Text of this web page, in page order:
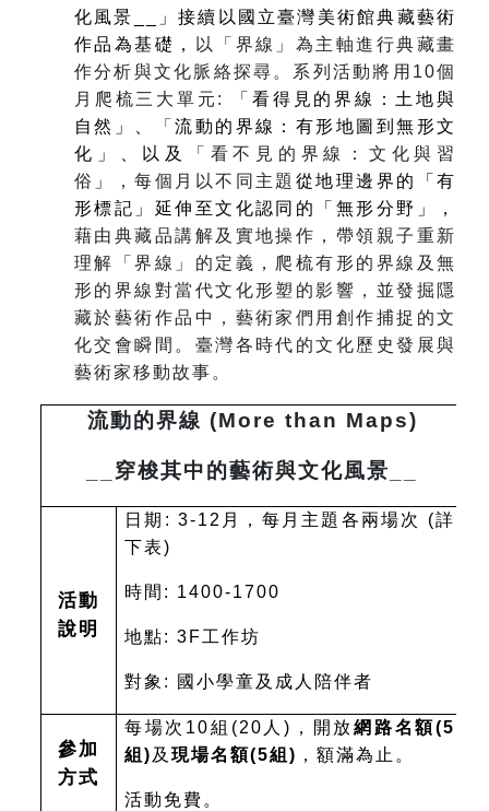
化風景__」接續以國立臺灣美術館典藏藝術
作品為基礎，
以「界線」為主軸進行典藏畫
作分析與文化脈絡探尋。系列活動將用10個
月爬梳三大單元: 「 看得見的界線：土地與
自然」、
「流動的界線：有形地圖到無形文
化」、以及
「看不見的界線：文化與習
俗 」 ，每個月以不同主題 從地理邊界的「有
形標記」延伸至文化認同的「無形分野」，
藉由典藏品講解及實地操作，帶領親子重新
理解「界線」的定義，爬梳有形的界線及無
形的界線對當代文化形塑的影響，並發掘隱
藏於藝術作品中，藝術家們用創作捕捉的文
化交會瞬間。臺灣各時代的文化歷史發展與
藝術家移動故事。
流動的界線 (More than Maps)
穿梭其中的藝術與文化風景__
活動
說明
日期: 3-12月，每月主題各兩場次 (詳
下表)
時間: 1400-1700
地點: 3F工作坊
對象: 國小學童及成人陪伴者
參加
方式
每場次10組(20人)，開放網路名額(5
組) 及 現場名額(5組) ，額滿為止。
活動免費。